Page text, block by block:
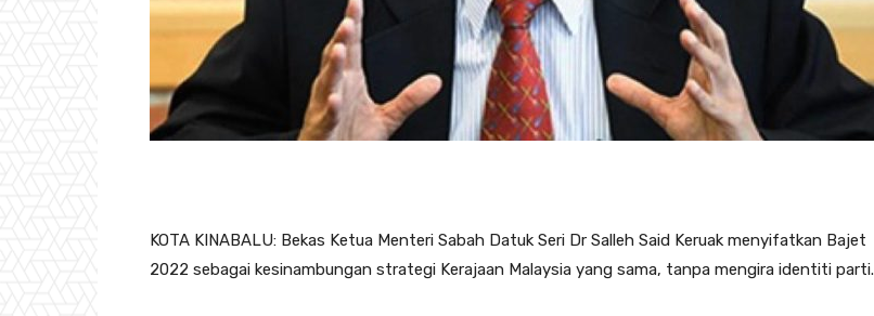
KOTA KINABALU: Bekas Ketua Menteri Sabah Datuk Seri Dr Salleh Said Keruak menyifatkan Bajet
2022 sebagai kesinambungan strategi Kerajaan Malaysia yang sama, tanpa mengira identiti parti.